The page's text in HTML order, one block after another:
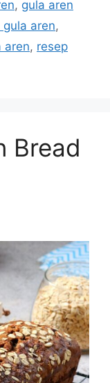
, gula aren
aren,
aren, resep
Bread